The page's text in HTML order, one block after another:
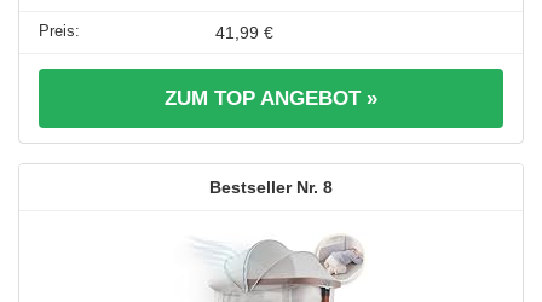
41,99 €
ZUM TOP ANGEBOT »
8